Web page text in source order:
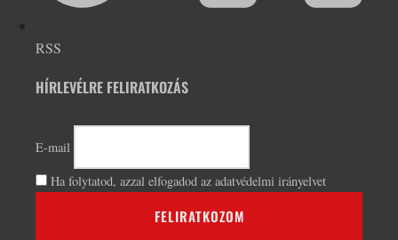
RSS
HÍRLEVÉLRE FELIRATKOZÁS
E-mail
Ha folytatod, azzal elfogadod az adatvédelmi irányelvet